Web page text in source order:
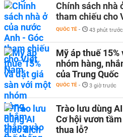
Chính sách nhà
tham chiếu cho
QUỐC TẾ - 43 phút trước
Mỹ áp thuế
nhóm hàng,
của Trung Quốc
QUỐC TẾ - 3 giờ trước
Trào lưu dùng
Cơ hội vươn
thua lỗ?